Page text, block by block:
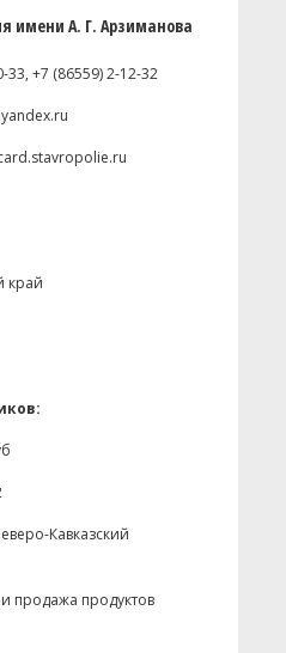
имени А. Г. Арзиманова
33, +7 (86559) 2-12-32
край
Кавказский
продажа продуктов